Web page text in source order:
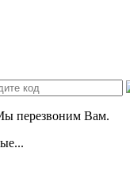
перезвоним Вам.